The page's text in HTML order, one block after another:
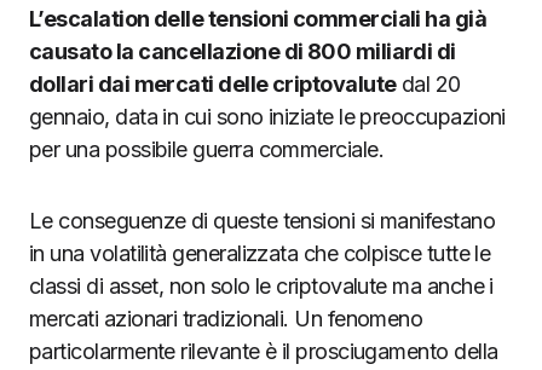
L’escalation delle tensioni commerciali ha già
causato la cancellazione di 800 miliardi di
dollari dai mercati delle criptovalutedal 20
gennaio, data in cui sono iniziate le preoccupazioni
per una possibile guerra commerciale.
Le conseguenze di queste tensioni si manifestano
in una volatilità generalizzata che colpisce tutte le
classi di asset, non solo le criptovalute ma anche i
mercati azionari tradizionali. Un fenomeno
particolarmente rilevante è il prosciugamento della